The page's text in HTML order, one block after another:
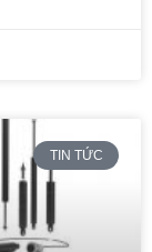
TIN TỨC